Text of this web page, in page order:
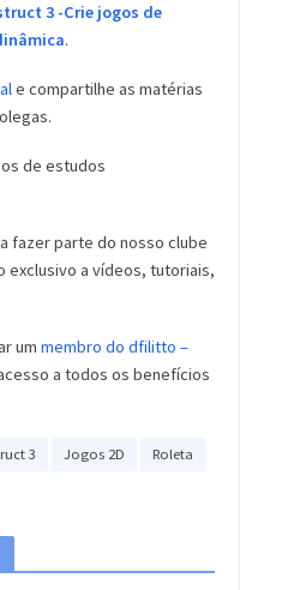
3 -Crie jogos de
.
e compartilhe as matérias
de estudos
fazer parte do nosso clube
exclusivo a vídeos, tutoriais,
um membro do dfilitto –
a todos os benefícios
3 Jogos 2D Roleta